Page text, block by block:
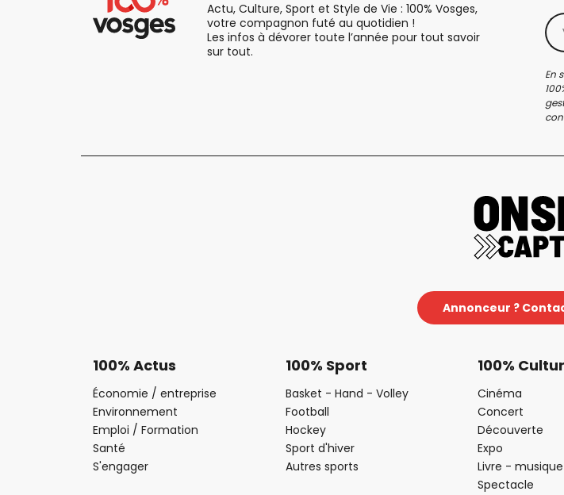
Actu, Culture, Sport et Style de Vie : 100% Vosges,
votre compagnon futé au quotidien !
Les infos à dévorer toute l’année pour tout savoir
sur tout.
En
Annonceur ?
100% Actus
Économie / entreprise
Environnement
Emploi / Formation
Santé
S'engager
100% Sport
Basket - Hand - Volley
Football
Hockey
Sport d'hiver
Autres sports
100%
Cinéma
Concert
Découverte
Expo
Livre - musique
Spectacle